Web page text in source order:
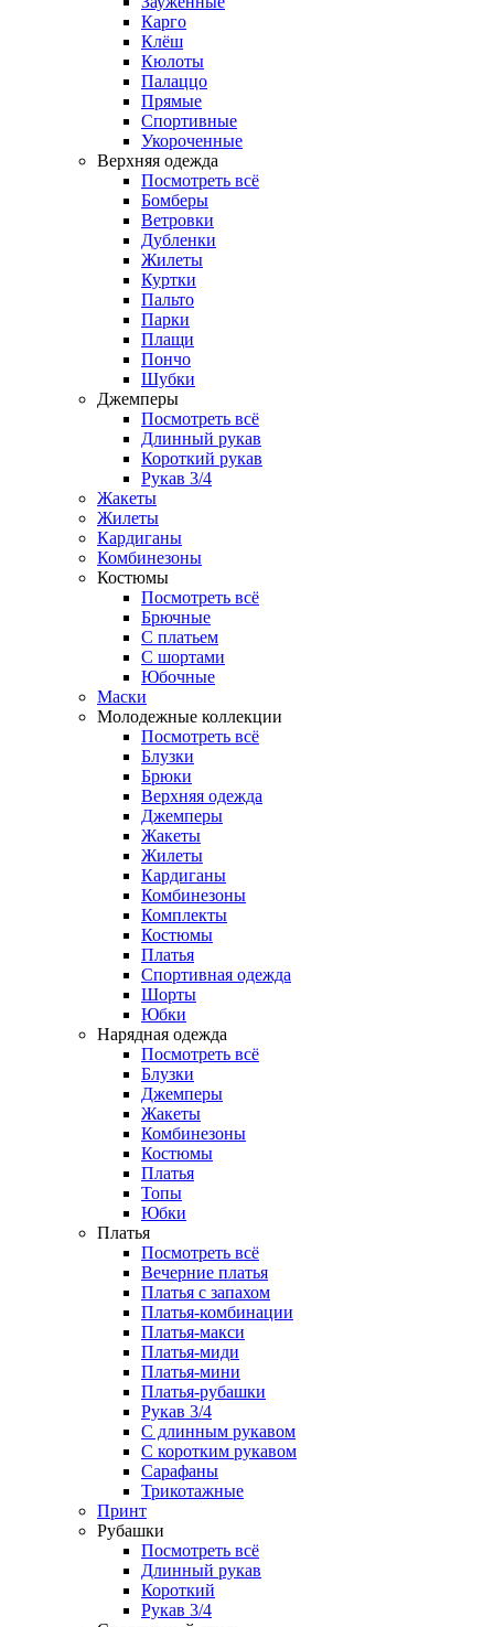
Карго
Клёш
Кюлоты
Палаццо
Прямые
Спортивные
Укороченные
Верхняя одежда
Посмотреть всё
Бомберы
Ветровки
Дубленки
Жилеты
Куртки
Пальто
Парки
Плащи
Пончо
Шубки
Джемперы
Посмотреть всё
Длинный рукав
Короткий рукав
Рукав 3/4
Жакеты
Жилеты
Кардиганы
Комбинезоны
Костюмы
Посмотреть всё
Брючные
С платьем
С шортами
Юбочные
Маски
Молодежные коллекции
Посмотреть всё
Блузки
Брюки
Верхняя одежда
Джемперы
Жакеты
Жилеты
Кардиганы
Комбинезоны
Комплекты
Костюмы
Платья
Спортивная одежда
Шорты
Юбки
Нарядная одежда
Посмотреть всё
Блузки
Джемперы
Жакеты
Комбинезоны
Костюмы
Платья
Топы
Юбки
Платья
Посмотреть всё
Вечерние платья
Платья с запахом
Платья-комбинации
Платья-макси
Платья-миди
Платья-мини
Платья-рубашки
Рукав 3/4
С длинным рукавом
С коротким рукавом
Сарафаны
Трикотажные
Принт
Рубашки
Посмотреть всё
Длинный рукав
Короткий
Рукав 3/4